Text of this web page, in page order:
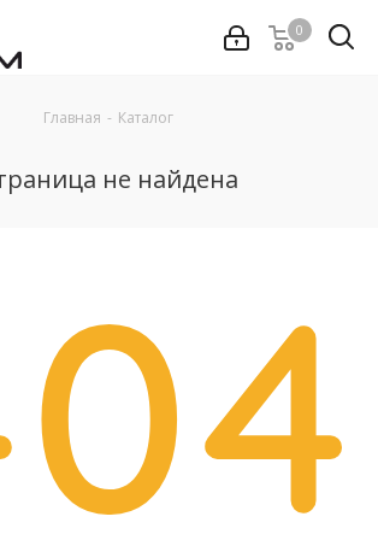
0
Главная - Каталог
не найдена